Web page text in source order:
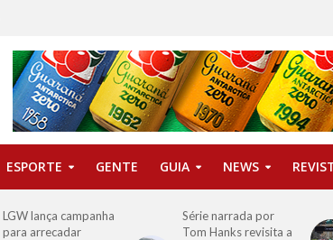
ESPORTE GENTE GUIA NEWS
LGW lança campanha
para arrecadar
Série narrada por
Tom Hanks revisita a